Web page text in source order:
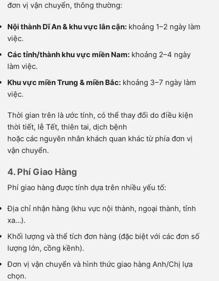
đơn vị vận chuyển, thông thường:
Nội thành Dĩ An & khu vực lân cận: khoảng 1–2 ngày làm
việc.
Các tỉnh/thành khu vực miền Nam: khoảng 2–4 ngày
làm việc.
Khu vực miền Trung & miền Bắc: khoảng 3–7 ngày làm
việc.
Thời gian trên là ước tính, có thể thay đổi do điều kiện
thời tiết, lễ Tết, thiên tai, dịch bệnh
hoặc các nguyên nhân khách quan khác từ phía đơn vị
vận chuyển.
4. Phí Giao Hàng
Phí giao hàng được tính dựa trên nhiều yếu tố:
Địa chỉ nhận hàng (khu vực nội thành, ngoại thành, tỉnh
xa…).
Khối lượng và thể tích đơn hàng (đặc biệt với các đơn số
lượng lớn, cồng kềnh).
Đơn vị vận chuyển và hình thức giao hàng Anh/Chị lựa
chọn.